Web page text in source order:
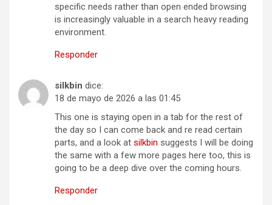
specific needs rather than open ended browsing
is increasingly valuable in a search heavy reading
environment.
Responder
silkbin dice:
18 de mayo de 2026 a las 01:45
This one is staying open in a tab for the rest of
the day so I can come back and re read certain
parts, and a look at silkbin suggests I will be doing
the same with a few more pages here too, this is
going to be a deep dive over the coming hours.
Responder